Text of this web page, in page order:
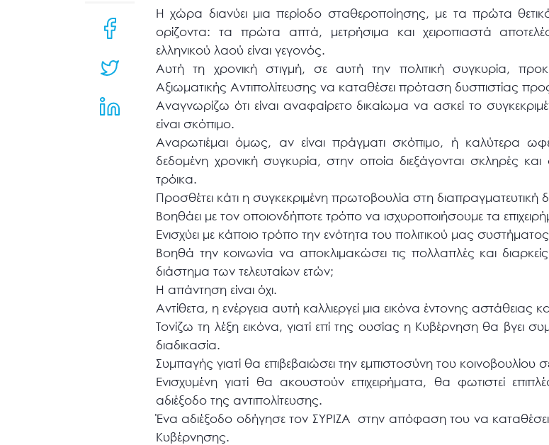
Η χώρα διανύει μια περίοδο σταθεροποίησης, με τα πρώτα
ορίζοντα: τα πρώτα απτά, μετρήσιμα και χειροπιαστά
ελληνικού λαού είναι γεγονός.
Αυτή τη χρονική στιγμή, σε αυτή την πολιτική συγκυρία,
Αξιωματικής Αντιπολίτευσης να καταθέσει πρόταση δυσπιστίας
Αναγνωρίζω ότι είναι αναφαίρετο δικαίωμα να ασκεί το
είναι σκόπιμο.
Αναρωτιέμαι όμως, αν είναι πράγματι σκόπιμο, ή καλύτερα
δεδομένη χρονική συγκυρία, στην οποία διεξάγονται σκληρές
τρόικα.
Προσθέτει κάτι η συγκεκριμένη πρωτοβουλία στη διαπραγματευτική
Βοηθάει με τον οποιονδήποτε τρόπο να ισχυροποιήσουμε τα
Ενισχύει με κάποιο τρόπο την ενότητα του πολιτικού μας
Βοηθά την κοινωνία να αποκλιμακώσει τις πολλαπλές και διαρκείς
διάστημα των τελευταίων ετών;
Η απάντηση είναι όχι.
Αντίθετα, η ενέργεια αυτή καλλιεργεί μια εικόνα έντονης αστάθειας
Τονίζω τη λέξη εικόνα, γιατί επί της ουσίας η Κυβέρνηση θα βγει
διαδικασία.
Συμπαγής γιατί θα επιβεβαιώσει την εμπιστοσύνη του κοινοβουλίου
Ενισχυμένη γιατί θα ακουστούν επιχειρήματα, θα φωτιστεί
αδιέξοδο της αντιπολίτευσης.
Ένα αδιέξοδο οδήγησε τον ΣΥΡΙΖΑ στην απόφαση του να
Κυβέρνησης.